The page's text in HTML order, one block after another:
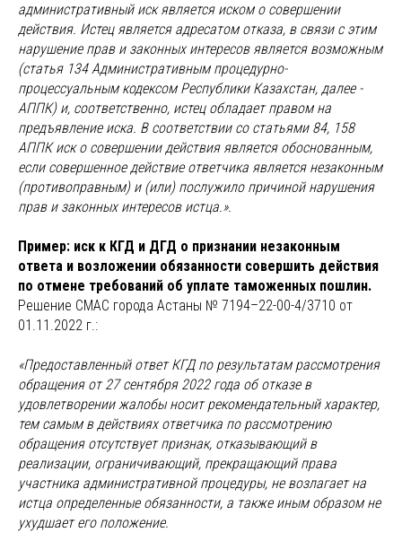
административный иск является иском о совершении
действия. Истец является адресатом отказа, в связи с этим
нарушение прав и законных интересов является возможным
(статья 134 Административным процедурно-
процессуальным кодексом Республики Казахстан, далее -
АППК) и, соответственно, истец обладает правом на
предъявление иска. В соответствии со статьями 84, 158
АППК иск о совершении действия является обоснованным,
если совершенное действие ответчика является незаконным
(противоправным) и (или) послужило причиной нарушения
прав и законных интересов истца.».
Пример: иск к КГД и ДГД о признании незаконным
ответа и возложении обязанности совершить действия
по отмене требований об уплате таможенных пошлин.
Решение СМАС города Астаны № 7194–22-00-4/3710 от
01.11.2022 г.:
«Предоставленный ответ КГД по результатам рассмотрения
обращения от 27 сентября 2022 года об отказе в
удовлетворении жалобы носит рекомендательный характер,
тем самым в действиях ответчика по рассмотрению
обращения отсутствует признак, отказывающий в
реализации, ограничивающий, прекращающий права
участника административной процедуры, не возлагает на
истца определенные обязанности, а также иным образом не
ухудшает его положение.